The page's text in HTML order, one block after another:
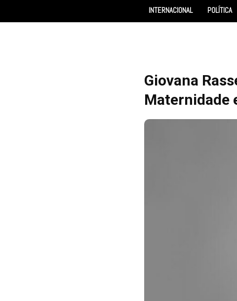
INTERNACIONAL POLÍTICA
Giovana
Maternidade